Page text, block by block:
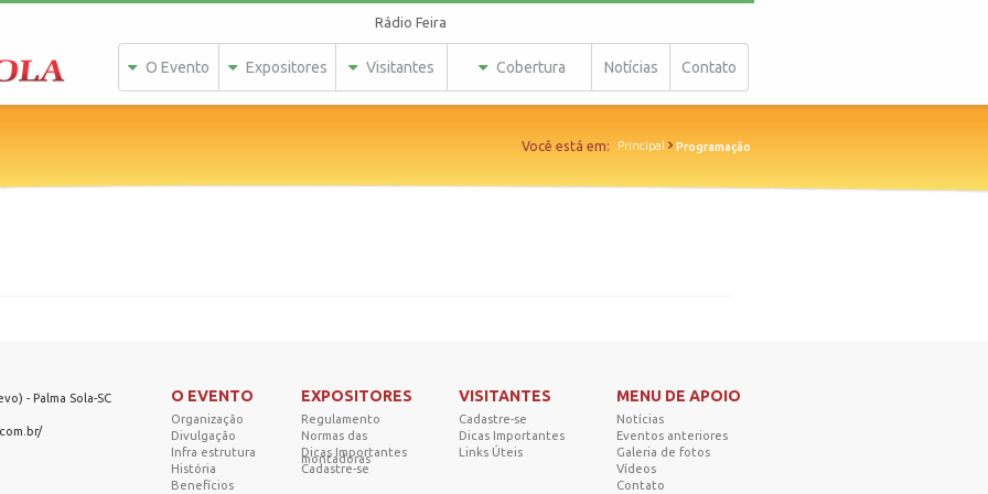
Rádio Feira
O Evento Expositores Visitantes Cobertura Notícias Contato
Você está em: Principal Programação
- Palma Sola-SC O EVENTO
Organização
Divulgação
Infra estrutura
História
Benefícios
EXPOSITORES
Regulamento
Normas das
montadoras
Dicas Importantes
Cadastre-se
VISITANTES
Cadastre-se
Dicas Importantes
Links Úteis
MENU DE APOIO
Notícias
Eventos anteriores
Galeria de fotos
Vídeos
Contato